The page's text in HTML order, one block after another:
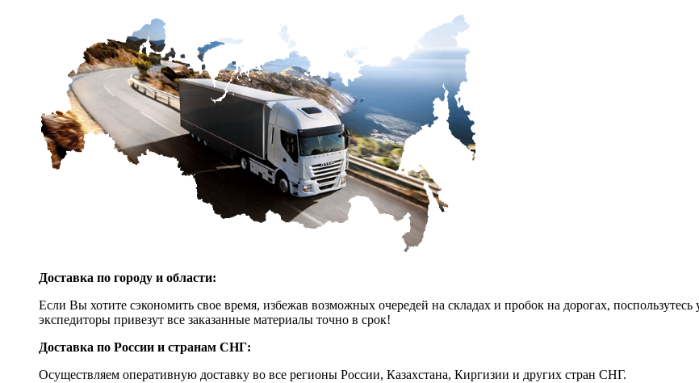
Доставка по городу и области:
Если Вы хотите сэкономить свое время, избежав возможных очередей на складах и пробок на дорогах,
экспедиторы привезут все заказанные материалы точно в срок!
Доставка по России и странам СНГ:
Осуществляем оперативную доставку во все регионы России, Казахстана, Киргизии и других стран СНГ.